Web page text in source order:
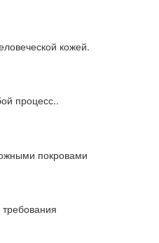
кожей.
процесс..
покровами